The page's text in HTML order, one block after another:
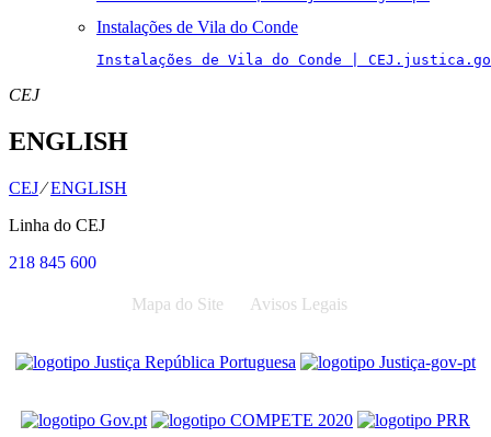
Instalações de Vila do Conde
Instalações de Vila do Conde |
CEJ
ENGLISH
CEJ⁄ENGLISH
Linha do CEJ
218 845 600
Mapa do Site Avisos Legais